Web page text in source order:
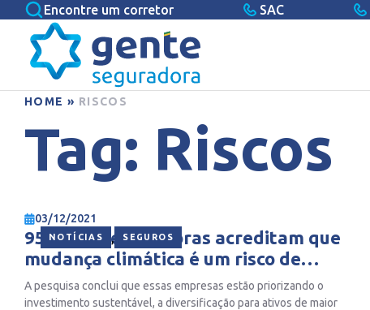
Encontre um corretor SAC
HOME » RISCOS
Tag: Riscos
NOTÍCIAS , SEGUROS
03/12/2021
95% das seguradoras acreditam que
mudança climática é um risco de
investimento
A pesquisa conclui que essas empresas estão priorizando o
investimento sustentável, a diversificação para ativos de maior